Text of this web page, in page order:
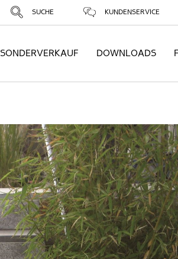
SUCHE KUNDENSERVICE
SONDERVERKAUF DOWNLOADS